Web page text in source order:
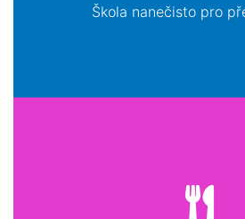
Škola nanečisto pro